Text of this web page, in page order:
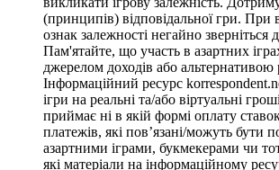
(принципів) відповідальної гри. При
ознак залежності негайно зверніться
Пам'ятайте, що участь в азартних
джерелом доходів або альтернативою
Інформаційний ресурс
ігри на реальні та/або віртуальні
приймає ні в якій формі оплату
платежів, які пов’язані/можуть бути
азартними іграми, букмекерами чи
які матеріали на інформаційному